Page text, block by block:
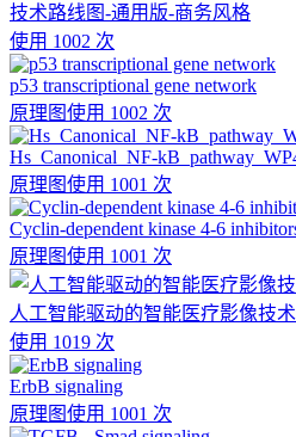
技术路线图-通用版-商务风格
使用 1002 次
p53 transcriptional gene network
原理图使用 1002 次
Hs_Canonical_NF-
原理图使用 1001 次
Cyclin-dependent kinase 4-6
原理图使用 1001 次
人工智能驱动的智能医疗影像技
使用 1019 次
ErbB signaling
原理图使用 1001 次